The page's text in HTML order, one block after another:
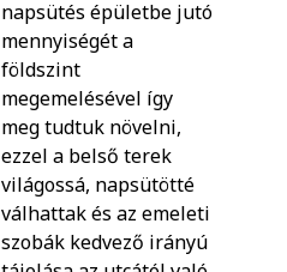
napsütés épületbe jutó
mennyiségét a
földszint
megemelésével így
meg tudtuk növelni,
ezzel a belső terek
világossá, napsütötté
válhattak és az emeleti
szobák kedvező irányú